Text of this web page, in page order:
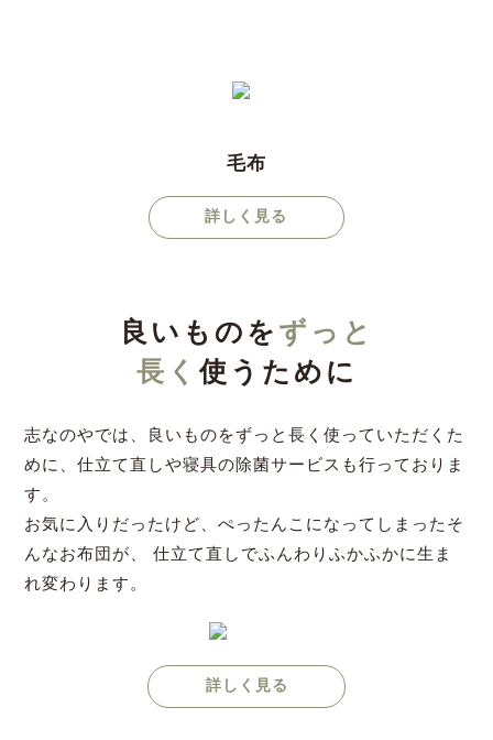
毛布
詳しく見る
良いものを ずっと
長く使うために
志なのやでは、良いものをずっと長く使っていただくた
めに、仕立て直しや寝具の除菌サービスも行っておりま
す。
お気に入りだったけど、ぺったんこになってしまったそ
んなお布団が、
仕立て直しでふんわりふかふかに生ま
れ変わります。
詳しく見る